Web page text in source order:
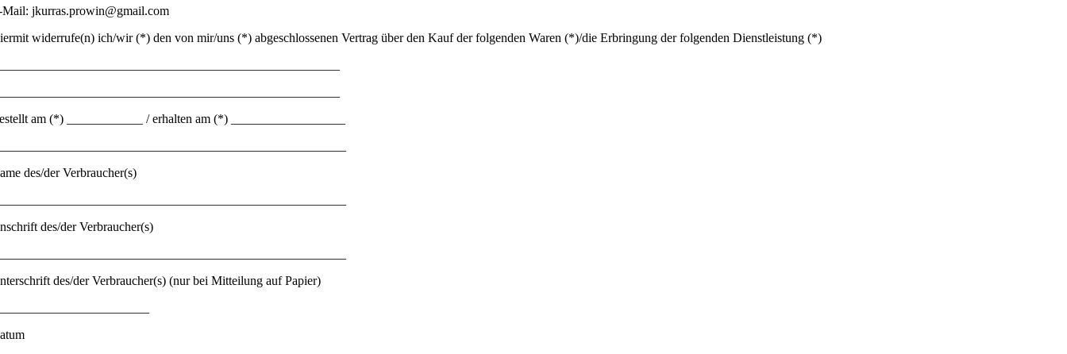
Mail: jkurras.prowin@gmail.com
widerrufe(n) ich/wir (*) den von mir/uns (*) abgeschlossenen Vertrag über den Kauf der folgenden Waren (*)/die Erbringung der folgenden Dienstleistung (*)
am (*) ____________ / erhalten am (*) __________________
des/der Verbraucher(s)
des/der Verbraucher(s)
des/der Verbraucher(s) (nur bei Mitteilung auf Papier)